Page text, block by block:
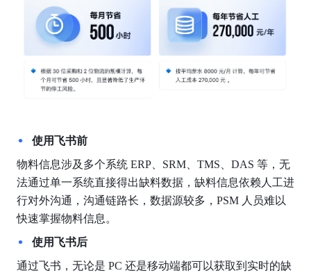
使用飞书前
物料信息涉及多个系统 ERP、SRM、TMS、DAS 等，无
法通过单一系统直接得出缺料数据，缺料信息依赖人工进
行对外沟通，沟通链路长，数据源较多，PSM 人员难以
快速掌握物料信息。
使用飞书后
通过飞书，无论是 PC 还是移动端都可以获取到实时的缺